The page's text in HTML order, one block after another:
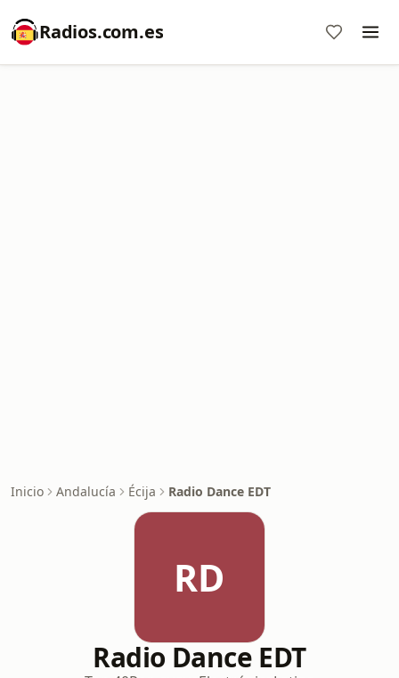
Radios.com.es
Inicio Andalucía Écija Radio Dance EDT
RD
Radio Dance EDT